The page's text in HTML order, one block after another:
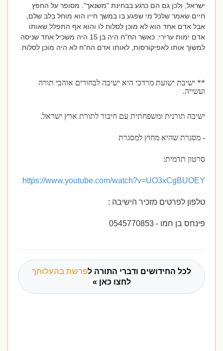
ישראל, ולכן גם הם כרגע בבחינת "משנאך". מסופר על החפץ
חיים שאמר שלכל מי שפגע בו במשך חייו הוא מוחל בלב שלם,
אבל אדם אחד הוא לא מוכן לסלוח לו והוא אף התפלל שאותו
אדם ימות ערירי. כאשר הח"ח היה בן 15 היה משכיל אחד שניסה
למשוך אותו לאפיקורסות, לאותו אדם הח"ח לא היה מוכן לסלוח.
** ישיבת ישועת מרדכי היא ישיבה לבחורים אוהבי תורה
ועשייה.
ישיבה תורנית ומשפחתית עם חיבור לתורת ארץ ישראל.
- מסגרת שהיא מחוץ למסגרת
סרטון תדמית:
https://www.youtube.com/watch?v=UO3xCgBUOEY
טלפון לפרטים מזכיר הישיבה :
פינחס בן חמו - 0545770853
לכל החידושים ודברי התורה לפרשת בהעלותך
לחצו כאן »